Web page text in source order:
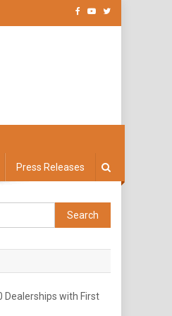
Press Releases
Search
for:
Dealerships with First